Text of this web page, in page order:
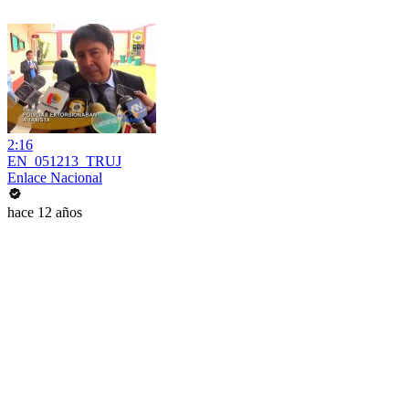
2:16
EN_051213_TRUJ
Enlace Nacional
hace 12 años